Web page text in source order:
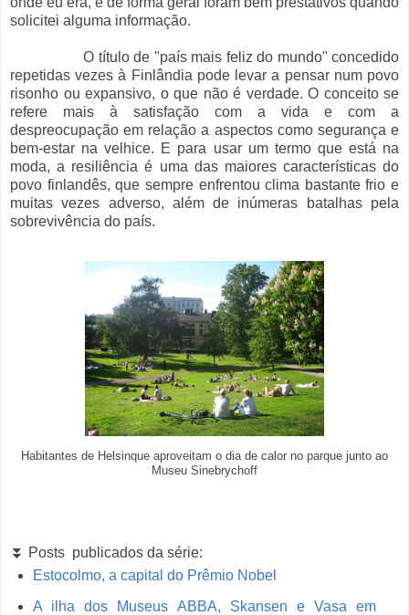
solicitei alguma informação.
O título de "país mais feliz do mundo" concedido
repetidas vezes à Finlândia pode levar a pensar num povo
risonho ou expansivo, o que não é verdade. O conceito se
refere mais à satisfação com a vida e com a
despreocupação em relação a aspectos como segurança e
bem-estar na velhice. E para usar um termo que está na
moda, a resiliência é uma das maiores características do
povo finlandês, que sempre enfrentou clima bastante frio e
muitas vezes adverso, além de inúmeras batalhas pela
sobrevivência do país.
Habitantes de Helsinque aproveitam o dia de calor no parque junto ao
Museu Sinebrychoff
⏬ Posts publicados da série:
Estocolmo, a capital do Prêmio Nobel
A ilha dos Museus ABBA, Skansen e Vasa em